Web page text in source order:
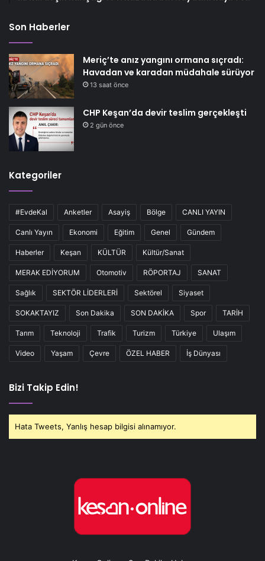
Son Haberler
Meriç’te anız yangını ormana sıçradı:
Havadan ve karadan müdahale sürüyor
13 saat önce
CHP Keşan’da devir teslim gerçekleşti
2 gün önce
Kategoriler
#EvdeKal Anketler Asayiş Bölge CANLI YAYIN
Canlı Yayın Ekonomi Eğitim Genel Gündem
Haberler Keşan KÜLTÜR Kültür/Sanat
MERAK EDİYORUM Otomotiv RÖPORTAJ SANAT
Sağlık SEKTÖR LİDERLERİ Sektörel Siyaset
SOKAKTAYIZ Son Dakika SON DAKİKA Spor TARİH
Tarım Teknoloji Trafik Turizm Türkiye Ulaşım
Video Yaşam Çevre ÖZEL HABER İş Dünyası
Bizi Takip Edin!
Hata Tweets, Yanlış hesap bilgisi alınamıyor.